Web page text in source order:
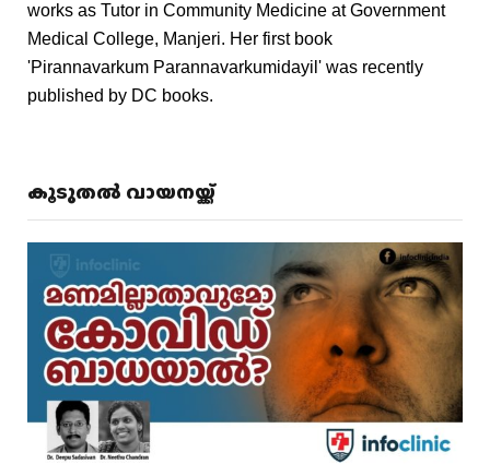
works as Tutor in Community Medicine at Government
Medical College, Manjeri. Her first book
'Pirannavarkum Parannavarkumidayil' was recently
published by DC books.
കൂടുതൽ വായനയ്ക്ക്